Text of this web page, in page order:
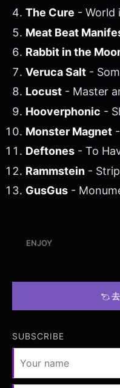
The Cure - World
Meat Beat
Rabbit in the
Veruca Salt -
Locust - Master
Hooverphonic -
Monster Magnet
Deftones - To
Rammstein -
GusGus -
ENJOY
SUBSCRIBE